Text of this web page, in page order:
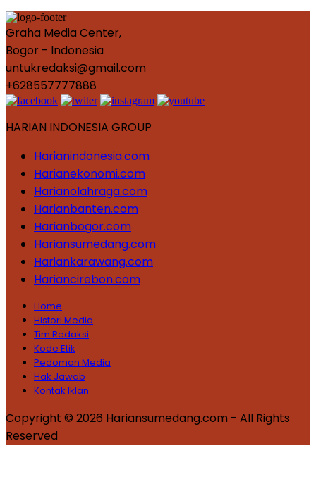
Graha Media Center,
Bogor - Indonesia
untukredaksi@gmail.com
+628557777888
HARIAN INDONESIA GROUP
Harianindonesia.com
Harianekonomi.com
Harianolahraga.com
Harianbanten.com
Harianbogor.com
Hariansumedang.com
Hariankarawang.com
Hariancirebon.com
Home
Histori Media
Tim Redaksi
Kode Etik
Pedoman Media
Hak Jawab
Kontak Iklan
Copyright © 2026 Hariansumedang.com - All Rights
Reserved